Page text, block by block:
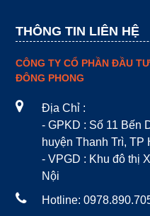
THÔNG TIN LIÊN HỆ
CÔNG TY CỔ PHẦN ĐẦU
ĐÔNG PHONG
Địa Chỉ :
- GPKD : Số 11 Bến
huyện Thanh Trì, TP
- VPGD : Khu đô thị
Nội
Hotline: